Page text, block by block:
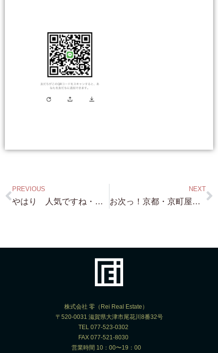
PREVIOUS
やはり 人気ですね・・蓬莱・北比良・近江舞子 週末お問い合わせと 案内予約 ありがとうございました！
NEXT
お次っ！京都・京町屋・京都別荘・京都邸宅 東京都 T 社長 ご依頼ありがとうございました。 早速 LINE にて CA お送りさせて頂きました。いい物件 紹介させて頂きます！
株式会社 零（Rei Real Estate）
〒520-0031 滋賀県大津市尾花川8番32号
TEL 077-523-0302
FAX 077-521-8030
営業時間 10：00〜19：00